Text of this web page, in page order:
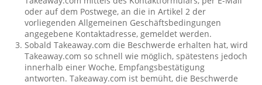
oder auf dem Postwege, an die in Artikel 2 der
vorliegenden Allgemeinen Geschäftsbedingungen
angegebene Kontaktadresse, gemeldet werden.
Sobald Takeaway.com die Beschwerde erhalten hat, wird
Takeaway.com so schnell wie möglich, spätestens jedoch
innerhalb einer Woche, Empfangsbestätigung
antworten. Takeaway.com ist bemüht, die Beschwerde